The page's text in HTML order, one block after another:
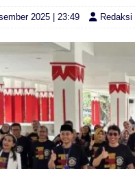
2025 | 23:49 Redaksi